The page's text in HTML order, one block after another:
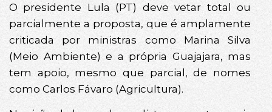
O presidente Lula (PT) deve vetar total ou
parcialmente a proposta, que é amplamente
criticada por ministras como Marina Silva
(Meio Ambiente) e a própria Guajajara, mas
tem apoio, mesmo que parcial, de nomes
como Carlos Fávaro (Agricultura).